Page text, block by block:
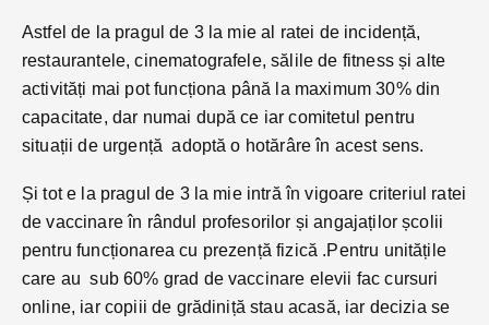
Astfel de la pragul de 3 la mie al ratei de incidență,
restaurantele, cinematografele, sălile de fitness și alte
activități mai pot funcționa până la maximum 30% din
capacitate, dar numai după ce iar comitetul pentru
situații de urgență adoptă o hotărâre în acest sens.
Și tot e la pragul de 3 la mie intră în vigoare criteriul ratei
de vaccinare în rândul profesorilor și angajaților școlii
pentru funcționarea cu prezență fizică .Pentru unitățile
care au sub 60% grad de vaccinare elevii fac cursuri
online, iar copiii de grădiniță stau acasă, iar decizia se